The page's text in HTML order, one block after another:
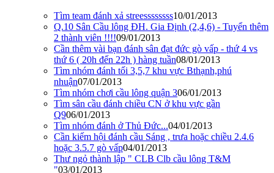
Tìm team đánh xả streessssssss10/01/2013
Q.10 Sân Cầu lông ĐH. Gia Định (2,4,6) - Tuyển thêm
2 thành viên !!!!09/01/2013
Cần thêm vài bạn đánh sân đạt đức gò vấp - thứ 4 vs
thứ 6 ( 20h đến 22h ) hàng tuần08/01/2013
Tìm nhóm đánh tối 3,5,7 khu vực Bthạnh,phú
nhuận07/01/2013
Tìm nhóm chơi cầu lông quận 306/01/2013
Tìm sân cầu đánh chiều CN ở khu vực gần
Q906/01/2013
Tìm nhóm đánh ở Thủ Đức...04/01/2013
Cần kiếm hội đánh cầu Sáng , trưa hoặc chiều 2.4.6
hoặc 3.5.7 gò vấp04/01/2013
Thư ngỏ thành lập " CLB Clb cầu lông T&M
"03/01/2013